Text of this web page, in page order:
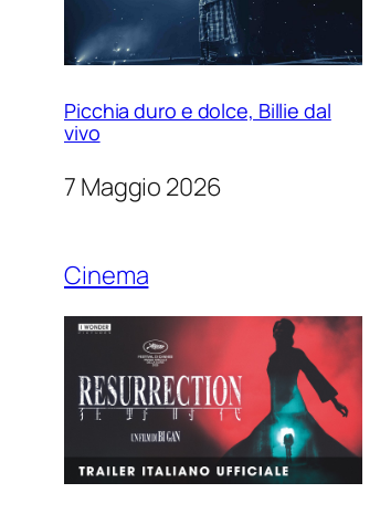
Picchia duro e dolce, Billie dal
vivo
7 Maggio 2026
Cinema